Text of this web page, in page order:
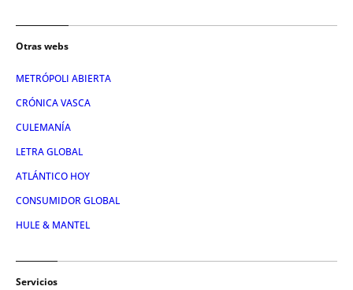
Otras webs
METRÓPOLI ABIERTA
CRÓNICA VASCA
CULEMANÍA
LETRA GLOBAL
ATLÁNTICO HOY
CONSUMIDOR GLOBAL
HULE & MANTEL
Servicios